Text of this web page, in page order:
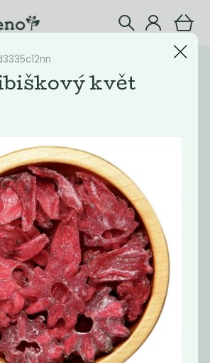
Nejdražší
Mango nesířené
květ